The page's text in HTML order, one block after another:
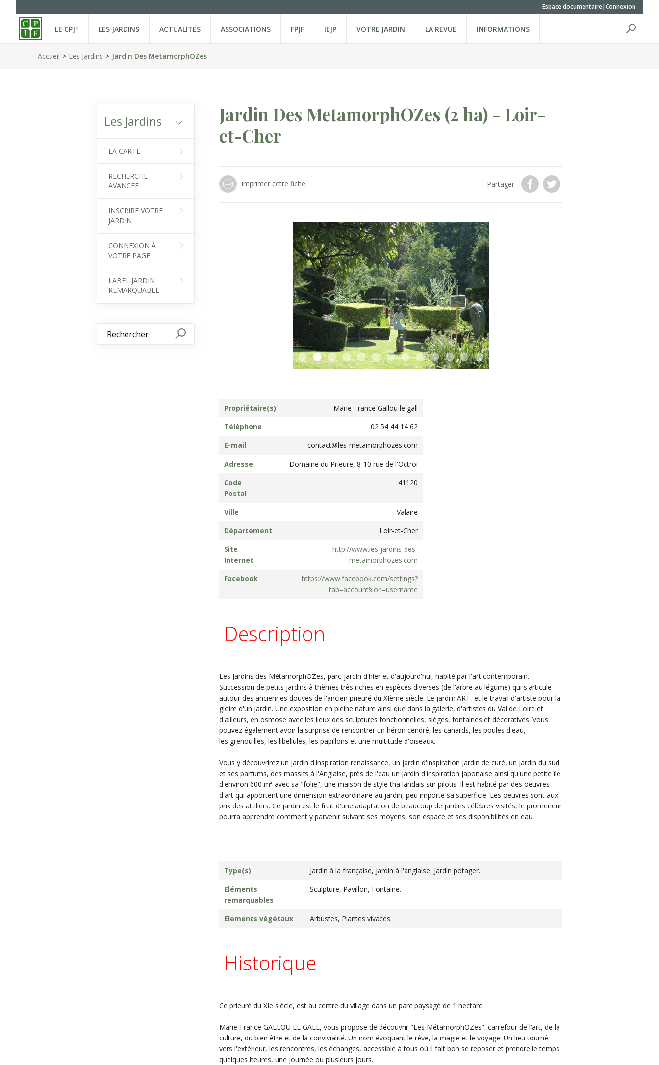
Espace documentaire Connexion
LE CPJF LES JARDINS ACTUALITÉS ASSOCIATIONS FPJF IEJP VOTRE JARDIN LA REVUE INFORMATIONS
Accueil Les Jardins Jardin Des MetamorphOZes
Les Jardins
LA CARTE
RECHERCHE
AVANCÉE
INSCRIRE VOTRE
JARDIN
CONNEXION À
VOTRE PAGE
LABEL JARDIN
REMARQUABLE
Jardin Des MetamorphOZes (2 ha) - Loir-
et-Cher
Imprimer cette fiche Partager
Propriétaire(s)
Marie-France Gallou le gall
Téléphone
02 54 44 14 62
E-mail
contact@les-metamorphozes.com
Adresse
Domaine du Prieure, 8-10 rue de l'Octroi
Code
Postal
41120
Ville
Valaire
Département
Loir-et-Cher
Site
Internet
http://www.les-jardins-des-
metamorphozes.com
Facebook
https://www.facebook.com/settings?
tab=account§ion=username
Description
Les Jardins des MétamorphOZes, parc-jardin d'hier et d'aujourd'hui, habité par l'art contemporain.
Succession de petits jardins à thèmes très riches en espèces diverses (de l'arbre au légume) qui s'articule
autour des anciennes douves de l'ancien prieuré du XIème siècle. Le jardi'n'ART, et le travail d'artiste pour la
gloire d'un jardin. Une exposition en pleine nature ainsi que dans la galerie, d'artistes du Val de Loire et
d'ailleurs, en osmose avec les lieux des sculptures fonctionnelles, sièges, fontaines et décoratives. Vous
pouvez également avoir la surprise de rencontrer un héron cendré, les canards, les poules d'eau,
les grenouilles, les libellules, les papillons et une multitude d'oiseaux.
Vous y découvrirez un jardin d'inspiration renaissance, un jardin d'inspiration jardin de curé, un jardin du sud
et ses parfums, des massifs à l'Anglaise, près de l'eau un jardin d'inspiration japonaise ainsi qu'une petite île
d'environ 600 m² avec sa "folie", une maison de style thaïlandais sur pilotis. Il est habité par des oeuvres
d'art qui apportent une dimension extraordinaire au jardin, peu importe sa superficie. Les oeuvres sont aux
prix des ateliers. Ce jardin est le fruit d'une adaptation de beaucoup de jardins célèbres visités, le promeneur
pourra apprendre comment y parvenir suivant ses moyens, son espace et ses disponibilités en eau.
Type(s)
Jardin à la française, Jardin à l'anglaise, Jardin potager.
Eléments
remarquables
Sculpture, Pavillon, Fontaine.
Elements végétaux Arbustes, Plantes vivaces.
Historique
Ce prieuré du XIe siècle, est au centre du village dans un parc paysagé de 1 hectare.
Marie-France GALLOU LE GALL, vous propose de découvrir "Les MétamorphOZes". carrefour de l'art, de la
culture, du bien être et de la convivialité. Un nom évoquant le rêve, la magie et le voyage. Un lieu tourné
vers l'extérieur, les rencontres, les échanges, accessible à tous où il fait bon se reposer et prendre le temps
quelques heures, une journée ou plusieurs jours.